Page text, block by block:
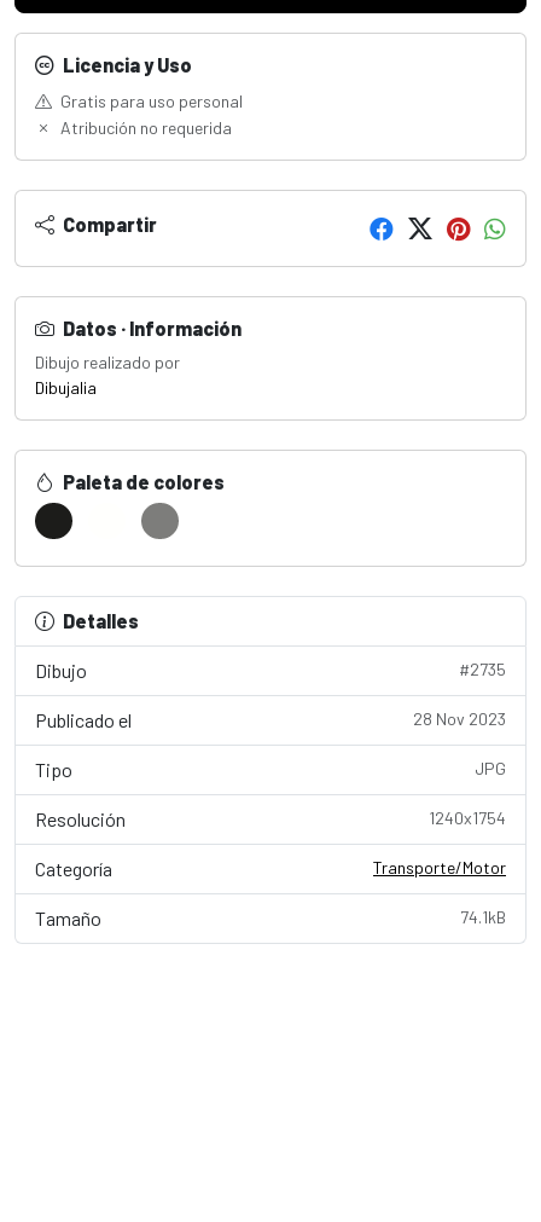
Licencia y Uso
Gratis para uso personal
Atribución no requerida
Compartir
Datos · Información
Dibujo realizado por
Dibujalia
Paleta de colores
Detalles
Dibujo #2735
Publicado el 28 Nov 2023
Tipo JPG
Resolución 1240x1754
Categoría Transporte/Motor
Tamaño 74.1kB